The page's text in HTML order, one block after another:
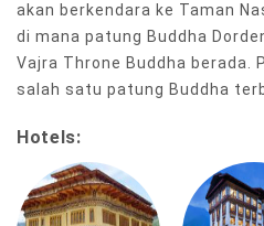
akan berkendara ke Taman
di mana patung Buddha
Vajra Throne Buddha berada.
salah satu patung Buddha
Hotels: